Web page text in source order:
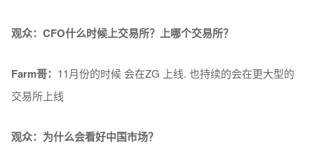
观众：CFO什么时候上交易所？上哪个交易所？
Farm哥： 11月份的时候 会在ZG 上线. 也持续的会在更大型的
交易所上线
观众：为什么会看好中国市场？